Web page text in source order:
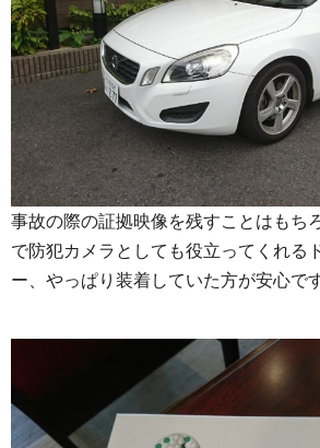
事故の際の証拠映像を残すことはもち
で防犯カメラとしても役立ってくれる
ー、やっぱり装着していた方が安心で